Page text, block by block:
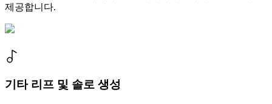
제공합니다.
기타 리프 및 솔로 생성